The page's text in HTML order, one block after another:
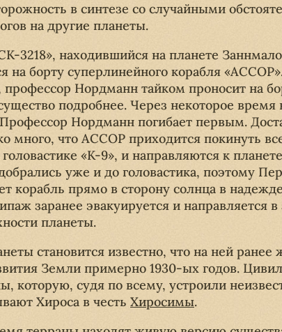
в синтезе со случайными
на другие планеты.
3218», находившийся на планете
на борту суперлинейного корабля
Нордманн тайком проносит на
подробнее. Через некоторое время
Нордманн погибает первым.
много, что АССОР приходится покинуть
«К-9», и направляются к
уже и до головастика, поэтому
корабль прямо в сторону солнца в
заранее эвакуируется и направляется
планеты.
становится известно, что на ней
Земли примерно 1930-ых годов.
которую, судя по всему, устроили
Хироса в честь Хиросимы.